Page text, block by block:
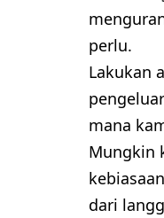
perlu.
Lakukan
mana
Mungkin
dari